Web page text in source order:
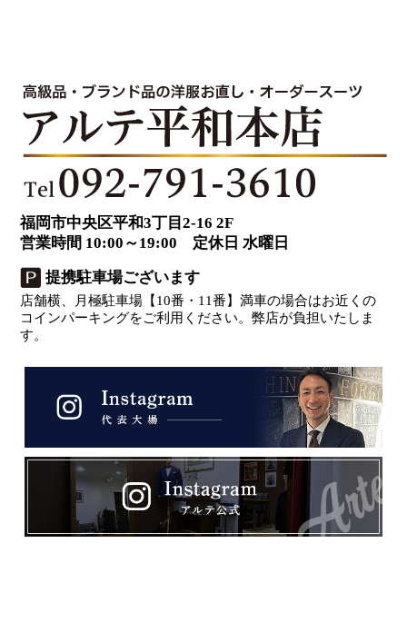
福岡市中央区平和3丁目2-16 2F
営業時間 10:00～19:00 定休日 水曜日
提携駐車場ございます
店舗横、月極駐車場【10番・11番】満車の場合はお近くの
コインパーキングをご利用ください。弊店が負担いたしま
す。